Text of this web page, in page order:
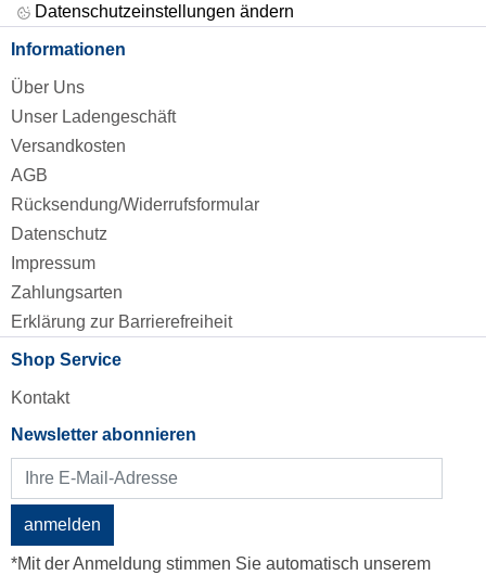
Datenschutzeinstellungen ändern
Informationen
Über Uns
Unser Ladengeschäft
Versandkosten
AGB
Rücksendung/Widerrufsformular
Datenschutz
Impressum
Zahlungsarten
Erklärung zur Barrierefreiheit
Shop Service
Kontakt
Newsletter abonnieren
anmelden
*Mit der Anmeldung stimmen Sie automatisch unserem